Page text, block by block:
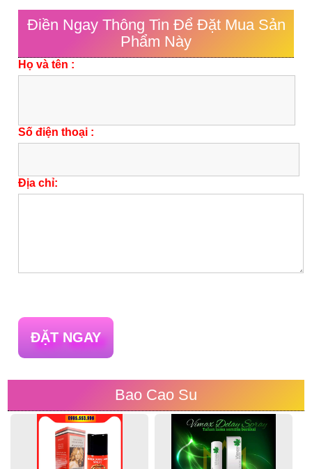
Điền Ngay Thông Tin Để Đặt Mua Sản
Phẩm Này
Họ và tên :
Số điện thoại :
Địa chỉ:
ĐẶT NGAY
Bao Cao Su